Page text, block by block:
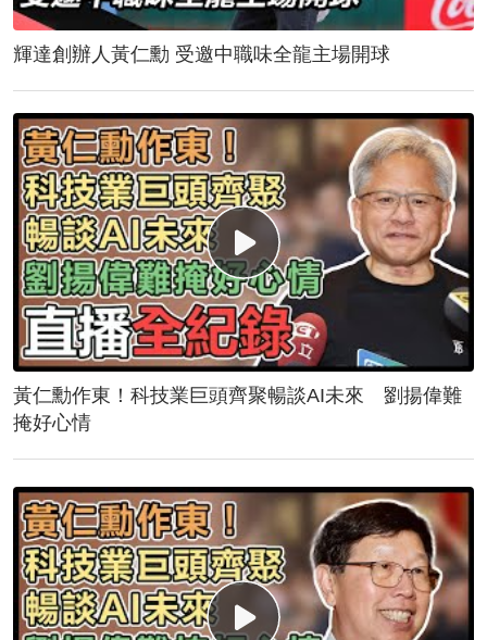
輝達創辦人黃仁勳 受邀中職味全龍主場開球
黃仁勳作東！科技業巨頭齊聚暢談AI未來 劉揚偉難
掩好心情